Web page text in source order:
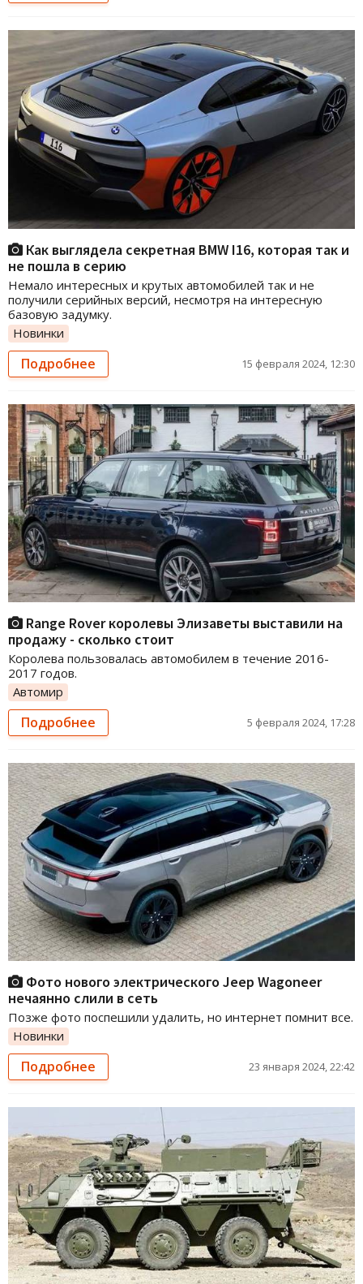
Как выглядела секретная BMW I16, которая так и
не пошла в серию
Немало интересных и крутых автомобилей так и не
получили серийных версий, несмотря на интересную
базовую задумку.
Новинки
Подробнее 15 февраля 2024, 12:30
Range Rover королевы Элизаветы выставили на
продажу - сколько стоит
Королева пользовалась автомобилем в течение 2016-
2017 годов.
Автомир
Подробнее 5 февраля 2024, 17:28
Фото нового электрического Jeep Wagoneer
нечаянно слили в сеть
Позже фото поспешили удалить, но интернет помнит все.
Новинки
Подробнее 23 января 2024, 22:42